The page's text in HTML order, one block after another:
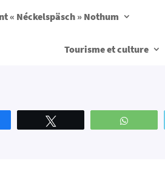
« Néckelspäsch » Nothum
Tourisme et culture